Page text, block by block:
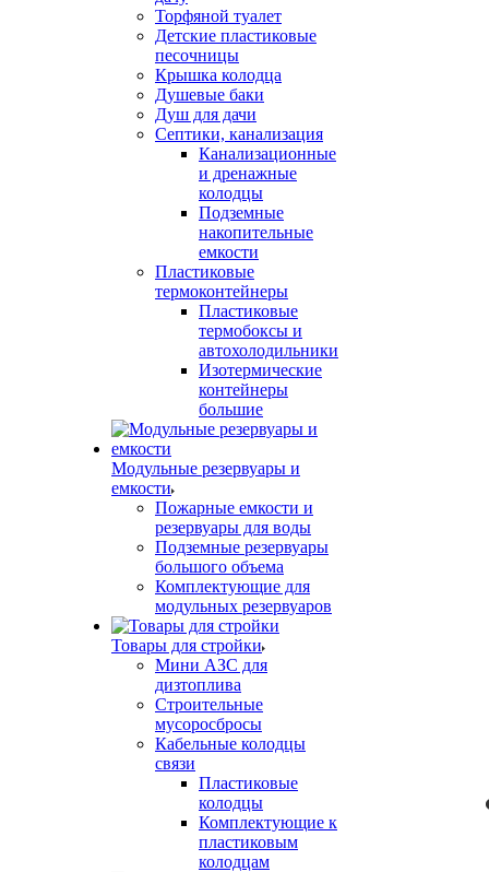
Торфяной туалет
Детские пластиковые
песочницы
Крышка колодца
Душевые баки
Душ для дачи
Септики, канализация
Канализационные
и дренажные
колодцы
Подземные
накопительные
емкости
Пластиковые
термоконтейнеры
Пластиковые
термобоксы и
автохолодильники
Изотермические
контейнеры
большие
Модульные резервуары и
емкости
Пожарные емкости и
резервуары для воды
Подземные резервуары
большого объема
Комплектующие для
модульных резервуаров
Товары для стройки
Мини АЗС для
дизтоплива
Строительные
мусоросбросы
Кабельные колодцы
связи
Пластиковые
колодцы
Комплектующие к
пластиковым
колодцам